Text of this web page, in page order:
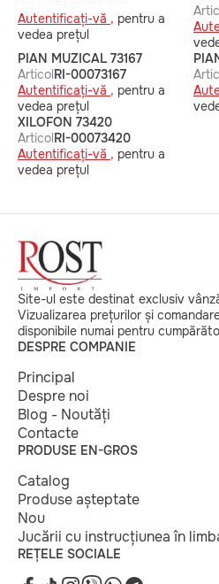
Autentificați-vă , pentru a
vedea prețul
PIAN MUZICAL 73167
ArticolRI-00073167
Autentificați-vă , pentru a
vedea prețul
XILOFON 73420
ArticolRI-00073420
Autentificați-vă , pentru a
vedea prețul
Site-ul este destinat exclusiv
Vizualizarea prețurilor și
disponibile numai pentru
DESPRE COMPANIE
Principal
Despre noi
Blog - Noutăți
Contacte
PRODUSE EN-GROS
Catalog
Produse așteptate
Nou
Jucării cu instrucțiunea în
REȚELE SOCIALE